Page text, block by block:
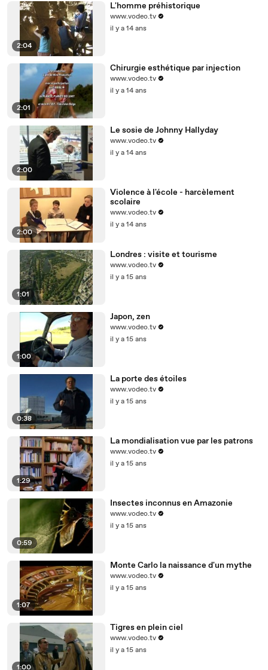
2:04
L'homme préhistorique
www.vodeo.tv
il y a 14 ans
2:01
Chirurgie esthétique par injection
www.vodeo.tv
il y a 14 ans
2:00
Le sosie de Johnny Hallyday
www.vodeo.tv
il y a 14 ans
2:00
Violence à l'école - harcèlement
scolaire
www.vodeo.tv
il y a 14 ans
1:01
Londres : visite et tourisme
www.vodeo.tv
il y a 15 ans
1:00
Japon, zen
www.vodeo.tv
il y a 15 ans
0:38
La porte des étoiles
www.vodeo.tv
il y a 15 ans
1:29
La mondialisation vue par les patrons
www.vodeo.tv
il y a 15 ans
0:59
Insectes inconnus en Amazonie
www.vodeo.tv
il y a 15 ans
1:07
Monte Carlo la naissance d'un mythe
www.vodeo.tv
il y a 15 ans
1:00
Tigres en plein ciel
www.vodeo.tv
il y a 15 ans